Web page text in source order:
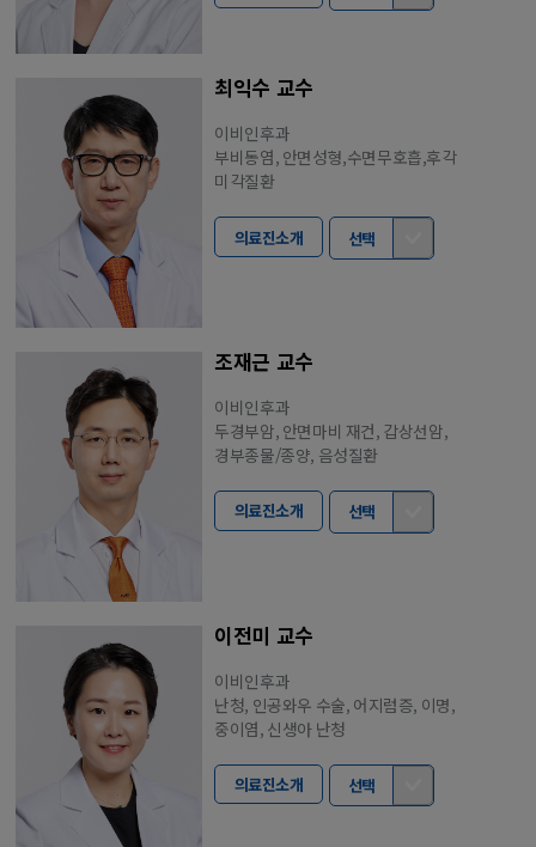
최익수 교수
이비인후과
부비동염, 안면성형,수면무호흡,후각
미각질환
의료진소개 선택
조재근 교수
이비인후과
두경부암, 안면마비 재건, 갑상선암,
경부종물/종양, 음성질환
의료진소개 선택
이전미 교수
이비인후과
난청, 인공와우 수술, 어지럼증, 이명,
중이염, 신생아 난청
의료진소개 선택